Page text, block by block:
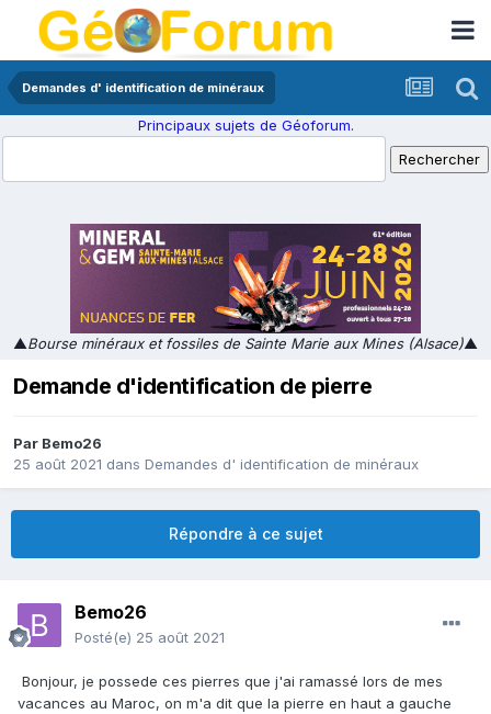
Demandes d' identification de minéraux
Principaux sujets de Géoforum.
▲Bourse minéraux et fossiles de Sainte Marie aux Mines (Alsace)▲
Demande d'identification de pierre
Par Bemo26
25 août 2021 dans Demandes d' identification de minéraux
Répondre à ce sujet
Bemo26
Posté(e) 25 août 2021
Bonjour, je possede ces pierres que j'ai ramassé lors de mes
vacances au Maroc, on m'a dit que la pierre en haut a gauche